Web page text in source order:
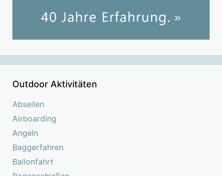
Outdoor Aktivitäten
Abseilen
Airboarding
Angeln
Baggerfahren
Ballonfahrt